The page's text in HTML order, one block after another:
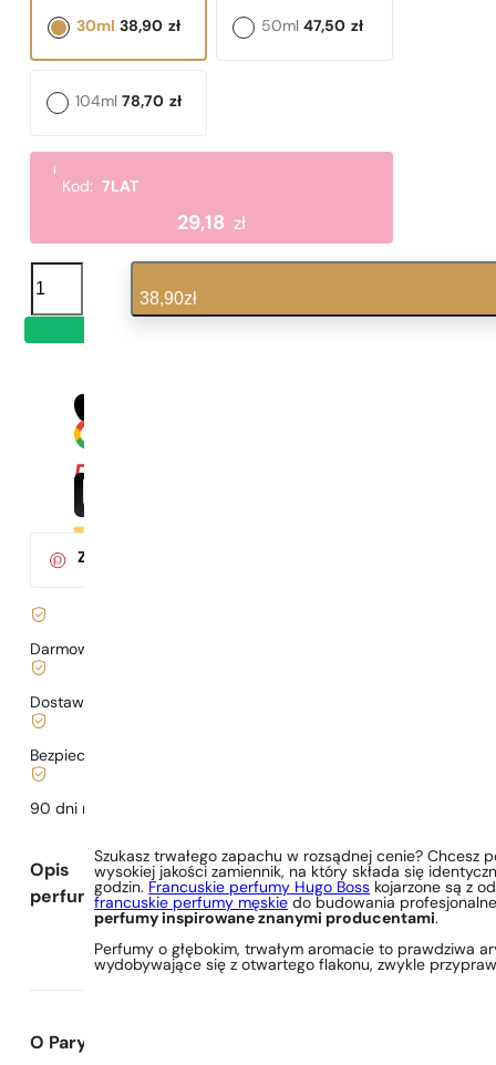
38,90 zł
30ml 47,50 zł
50ml
78,70 zł
104ml
i
Kod:7LAT
29,18 zł
ilość
N°
165
38,90zł
Za zakup tego produktu
Darmowa dostawa już
Dostawa już
Bezpieczne zakupy i płatności
90 dni na
Opis
perfum
Szukasz trwałego zapachu w rozsądnej cenie?
wysokiej jakości zamiennik, na który składa się
godzin. Francuskie perfumy Hugo Boss kojarzone są z
francuskie perfumy męskie do budowania
perfumy inspirowane znanymi producentami.
Perfumy o głębokim, trwałym aromacie to prawdziwa
wydobywające się z otwartego flakonu, zwykle
O Paryskie Perfumy